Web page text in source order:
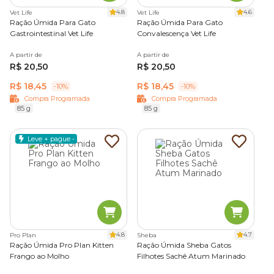
Você também pode hidratar grãos secos com água morna
para filhotes em fase de desmame ou idosos com dentes
Nunca adicione comida humana temperada, cebola ou
alho, pois são tóxicos para o pet. Consulte um médico-
veterinário antes de incluir qualquer complemento natural
na rotina.
Pode dar ração para gatos filhotes?
Sim, gatos filhotes devem receber uma ração específica
qualidade, vitaminas, minerais e cálcio para apoiar o
A introdução alimentar costuma começar por volta das 4
semanas de vida, com grãos umedecidos em água ou
opções úmidas. O desmame completo geralmente ocorre
Vet Life 4.8
Ração Úmida Para Gato
Gastrointestinal Vet Life
A partir de
R$ 20,50
R$ 18,45
-10%
Compra Programada
85 g
Vet Life 4.6
Ração Úmida Para Gato
Convalescença Vet Life
A partir de
R$ 20,50
R$ 18,45
-10%
Compra Programada
85 g
Leve + pague -
Pro Plan 4.8
Ração Úmida Pro Plan Kitten
Frango ao Molho
Sheba 4.7
Ração Úmida Sheba Gatos
Filhotes Sachê Atum Marinado